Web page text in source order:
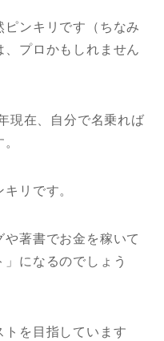
ンキリです（ちなみ
プロかもしれません
現在、自分で名乗れば
リです。
や著書でお金を稼いて
になるのでしょう
トを目指しています